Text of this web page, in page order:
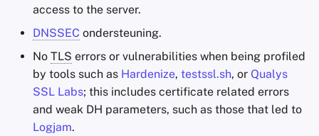
access to the server.
DNSSEC ondersteuning.
No TLS errors or vulnerabilities when being profiled
by tools such as Hardenize, testssl.sh, or Qualys
SSL Labs; this includes certificate related errors
and weak DH parameters, such as those that led to
Logjam.